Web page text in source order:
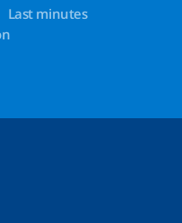
Last minutes